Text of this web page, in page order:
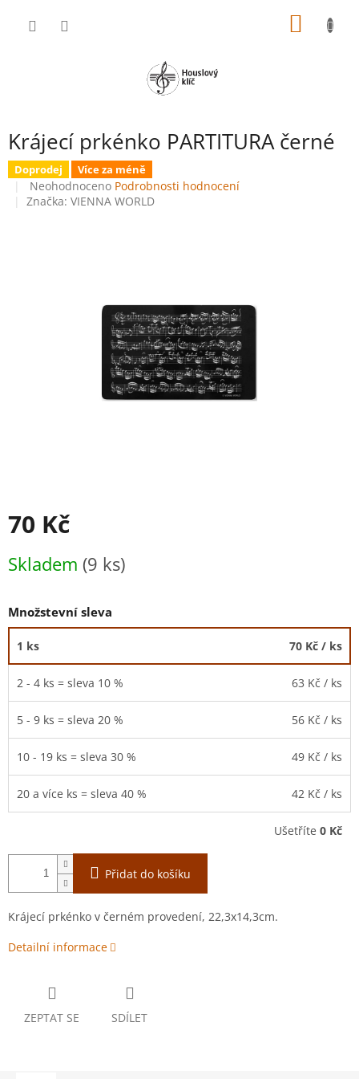
Krájecí prkénko PARTITURA černé
Doprodej Více za méně
Průměrné
hodnocení
Neohodnoceno Podrobnosti hodnocení
Značka: VIENNA WORLD
70 Kč
cena:
Skladem (9 ks)
Množstevní sleva
1 ks 70 Kč / ks
2 - 4 ks = sleva 10 % 63 Kč / ks
5 - 9 ks = sleva 20 % 56 Kč / ks
10 - 19 ks = sleva 30 % 49 Kč / ks
20 a více ks = sleva 40 % 42 Kč / ks
Ušetříte 0 Kč
Přidat do košíku
Krájecí prkénko v černém provedení, 22,3x14,3cm.
Detailní informace
ZEPTAT SE SDÍLET